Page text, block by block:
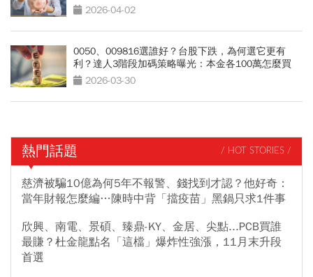
2026-04-02
0050、009816選誰好？台股下跌，為何選它更有
利？達人3階段加碼策略曝光：本金各100萬怎麼買
2026-03-30
熱門話題 / HOT STORIES /
慈濟被騙10億為何5年不報警、錢找到才認？他好奇：
當年財報怎麼編…陳時中背「擋疫苗」黑鍋只求1件事
欣興、南電、景碩、臻鼎-KY、金居、尖點...PCB買誰
最賺？杜金龍點名「這檔」爆炸性強漲，11月末升段
首選